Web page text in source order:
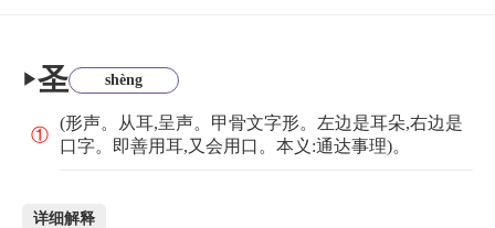
▶圣 shèng
①
(形声。从耳,呈声。甲骨文字形。左边是耳朵,右边是
口字。即善用耳,又会用口。本义:通达事理)。
详细解释